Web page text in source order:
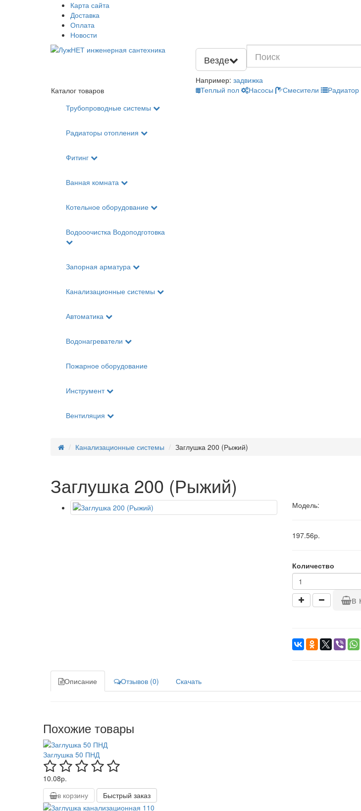
Карта сайта
Доставка
Оплата
Новости
Везде
Например: задвижка
Теплый пол
Насосы Смесители Радиатор
Каталог товаров
Трубопроводные системы
Радиаторы отопления
Фитинг
Ванная комната
Котельное оборудование
Водооочистка Водоподготовка
Запорная арматура
Канализационные системы
Автоматика
Водонагреватели
Пожарное оборудование
Инструмент
Вентиляция
Канализационные системы Заглушка 200 (Рыжий)
Заглушка 200 (Рыжий)
Модель:
197.56р.
Количество
в
Описание Отзывов (0) Скачать
Похожие товары
Заглушка 50 ПНД
10.08р.
в корзину
Быстрый заказ